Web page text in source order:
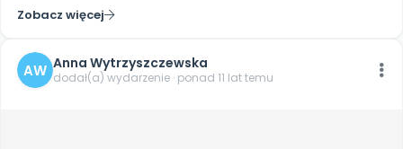
Zobacz więcej
AW Anna Wytrzyszczewska
dodał(a) wydarzenie · ponad 11 lat temu